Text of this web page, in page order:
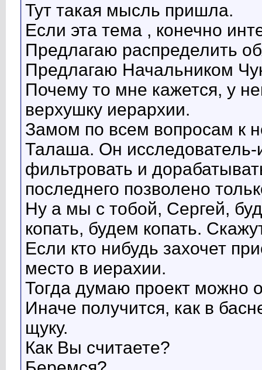
Тут такая мысль пришла.
Если эта тема , конечно
Предлагаю распределить
Предлагаю Начальником
Почему то мне кажется, у
верхушку иерархии.
Замом по всем вопросам к
Талаша. Он исследователь-
фильтровать и
последнего позволено
Ну а мы с тобой, Сергей,
копать, будем копать.
Если кто нибудь захочет
место в иерахии.
Тогда думаю проект можно
Иначе получится, как в
щуку.
Как Вы считаете?